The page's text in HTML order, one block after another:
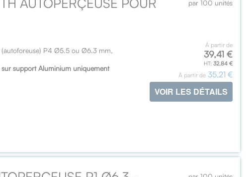
par 100 unités
À partir de
39,41 €
32,84 €
À partir de 35,21 €
VOIR LES DÉTAILS
(autoforeuse) P4 Ø5.5 ou Ø6.3 mm,
support Aluminium uniquement